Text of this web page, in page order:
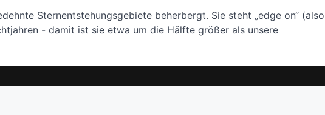
Sternentstehungsgebiete beherbergt. Sie steht „edge on“ (also
- damit ist sie etwa um die Hälfte größer als unsere